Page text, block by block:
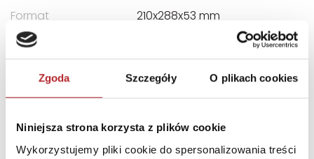
Zgoda Szczegóły O plikach cookies
Niniejsza strona korzysta z plików cookie
Wykorzystujemy pliki cookie do spersonalizowania treści
Format
210x288x53 mm
Kategoria wiekowa
Kraj produkcji
VI
Zwrot towaru
Brak prawa zwrotu
DANE OSOBY ODPOWIEDZIALNEJ